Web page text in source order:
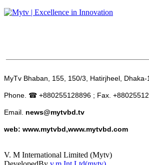
MyTv Bhaban, 155, 150/3, Hatirjheel, Dhaka-
Phone. ☎ +880255128896 ; Fax.
Email. news@mytvbd.tv
web: www.mytvbd,www.mytvbd.com
V. M International Limited (Mytv)